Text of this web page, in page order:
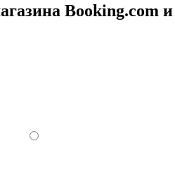
Booking.com